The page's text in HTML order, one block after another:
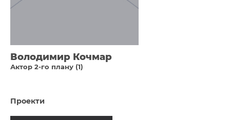
Володимир Кочмар
Актор 2-го плану (1)
Проекти